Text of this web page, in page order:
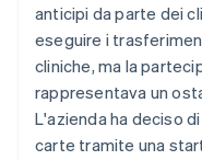
anticipi da parte dei
eseguire i
cliniche, ma la
rappresentava un
L'azienda ha deciso
carte tramite una